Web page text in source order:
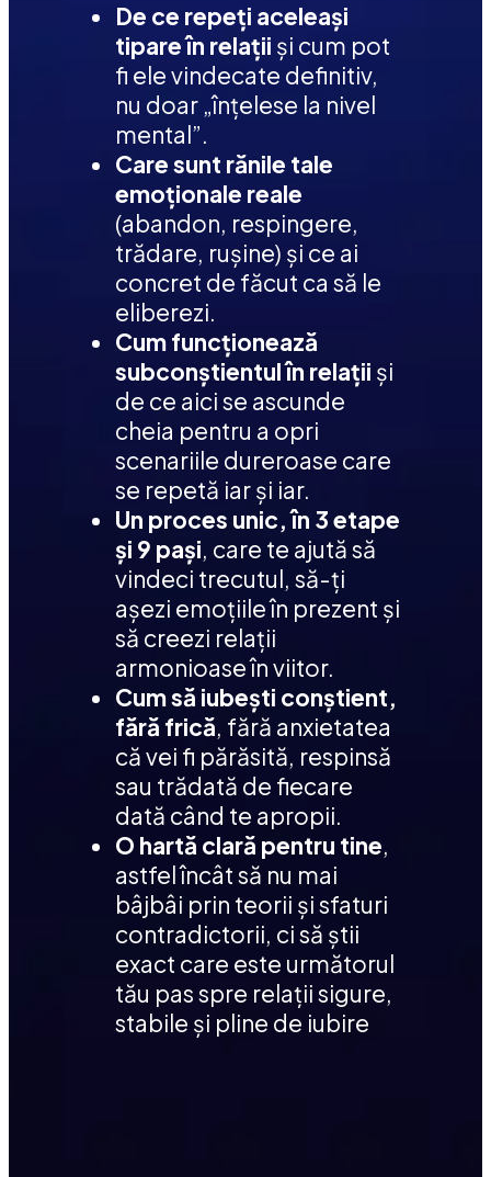
De ce repeți aceleași
tipare în relații și cum pot
fi ele vindecate definitiv,
nu doar „înțelese la nivel
mental”.
Care sunt rănile tale
emoționale reale
(abandon, respingere,
trădare, rușine) și ce ai
concret de făcut ca să le
eliberezi.
Cum funcționează
subconștientul în relații și
de ce aici se ascunde
cheia pentru a opri
scenariile dureroase care
se repetă iar și iar.
Un proces unic, în 3 etape
și 9 pași, care te ajută să
vindeci trecutul, să-ți
așezi emoțiile în prezent și
să creezi relații
armonioase în viitor.
Cum să iubești conștient,
fără frică, fără anxietatea
că vei fi părăsită, respinsă
sau trădată de fiecare
dată când te apropii.
O hartă clară pentru tine,
astfel încât să nu mai
bâjbâi prin teorii și sfaturi
contradictorii, ci să știi
exact care este următorul
tău pas spre relații sigure,
stabile și pline de iubire